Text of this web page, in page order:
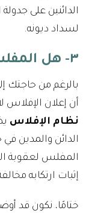
الدائنين على
لسداد ديونه.
٣- هل المفلس يسجن؟
بالرغم من حاجتك
أن إعلان
نظام الإفلاس
الدائن والمدين
المفلس لعقوبة
إثبات ارتكابه
ختامًا، نكون قد